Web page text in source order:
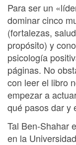
Para ser un
dominar cinco
(fortalezas,
propósito) y
psicología
páginas. No
con leer el libro
empezar a
qué pasos dar y
Tal Ben-Shahar
en la